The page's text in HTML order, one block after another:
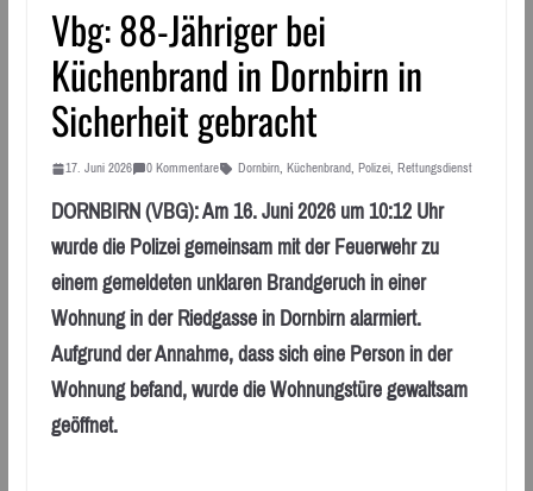
Vbg: 88-Jähriger bei
Küchenbrand in Dornbirn in
Sicherheit gebracht
17. Juni 2026 0 Kommentare Dornbirn, Küchenbrand, Polizei, Rettungsdienst
DORNBIRN (VBG): Am 16. Juni 2026 um 10:12 Uhr
wurde die Polizei gemeinsam mit der Feuerwehr zu
einem gemeldeten unklaren Brandgeruch in einer
Wohnung in der Riedgasse in Dornbirn alarmiert.
Aufgrund der Annahme, dass sich eine Person in der
Wohnung befand, wurde die Wohnungstüre gewaltsam
geöffnet.